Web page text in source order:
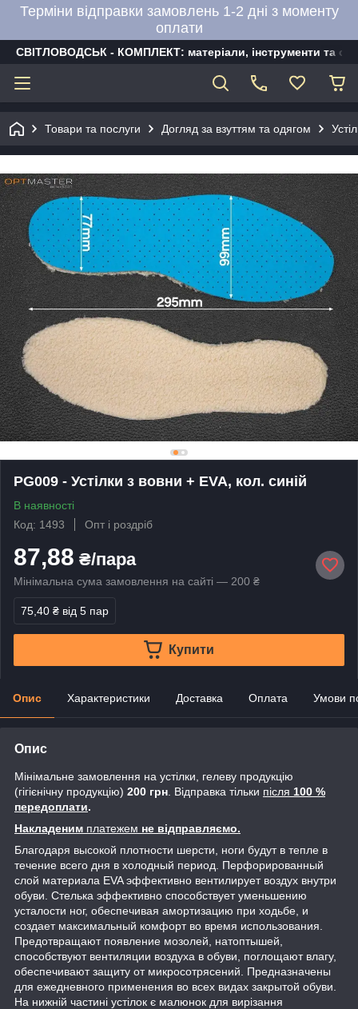
Терміни відправки замовлень 1-2 дні з моменту
оплати
СВІТЛОВОДСЬК - КОМПЛЕКТ: матеріали, інструменти та
Товари та послуги Догляд за взуттям та одягом
PG009 - Устілки з вовни + EVA, кол. синій
В наявності
Код: 1493
Опт і роздріб
87,88 ₴/пара
Мінімальна сума замовлення на сайті — 200 ₴
75,40 ₴ від 5 пар
Купити
Опис Характеристики Доставка Оплата Умови
Опис
Мінімальне замовлення на устілки, гелеву продукцію
(гігієнічну продукцію) 200 грн . Відправка тільки після 100 %
передоплати.
Накладеним платежем не відправляємо.
Благодаря высокой плотности шерсти, ноги будут в тепле в
течение всего дня в холодный период. Перфорированный
слой материала EVA эффективно вентилирует воздух внутри
обуви. Стелька эффективно способствует уменьшению
усталости ног, обеспечивая амортизацию при ходьбе, и
создает максимальный комфорт во время использования.
Предотвращают появление мозолей, натоптышей,
способствуют вентиляции воздуха в обуви, поглощают влагу,
обеспечивают защиту от микросотрясений. Предназначены
для ежедневного применения во всех видах закрытой обуви.
На нижній частині устілок є малюнок для вирізання